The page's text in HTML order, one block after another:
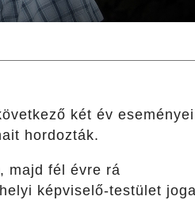
két év eseményei
hordozták.
majd fél évre rá
képviselő-testület joga